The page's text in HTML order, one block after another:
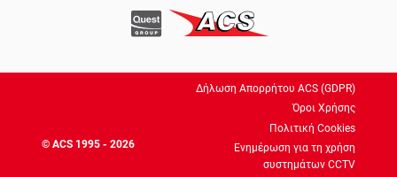
© ACS 1995 - 2026
Δήλωση Απορρήτου ACS (GDPR)
Όροι Χρήσης
Πολιτική Cookies
Ενημέρωση για τη χρήση
συστημάτων CCTV